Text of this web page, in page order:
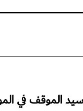
الموقف في